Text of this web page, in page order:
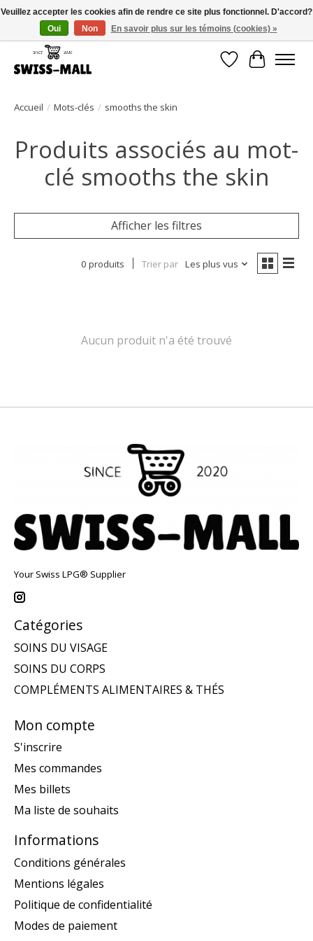
Livraison gratuite dès CHF 250 – livrée avec soin et fiabilité
Liste dePanier
Accueil / Mots-clés / smooths the skin
Produits associés au mot-
clé smooths the skin
Afficher les filtres
0 produits Trier par Les plus vus
Aucun produit n'a été trouvé
Your Swiss LPG® Supplier
Catégories
SOINS DU VISAGE
SOINS DU CORPS
COMPLÉMENTS ALIMENTAIRES & THÉS
Mon compte
S'inscrire
Mes commandes
Mes billets
Ma liste de souhaits
Informations
Conditions générales
Mentions légales
Politique de confidentialité
Modes de paiement
Veuillez accepter les cookies afin de rendre ce site plus fonctionnel. D'accord?
Oui
Non En savoir plus sur les témoins (cookies) »